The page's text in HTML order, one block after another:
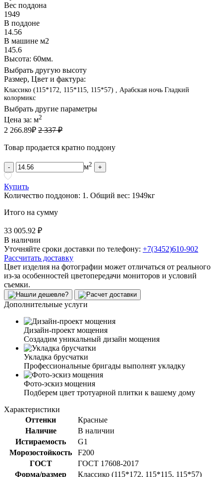
Вес поддона
1949
В поддоне
14.56
В машине м2
145.6
Высота: 60мм.
Выбрать другую высоту
Размер, Цвет и фактура:
Классико (115*172, 115*115, 115*57) , Арабская ночь Гладкий
колормикс
Выбрать другие параметры
Цена за: м2
2 266.89₽ 2 337 ₽
Товар продается кратно поддону
- м2 +
Купить
Количество поддонов: 1 . Общий вес: 1949кг
Итого на сумму
33 005.92 ₽
В наличии
Уточняйте сроки доставки по телефону: +7(3452)610-902
Рассчитать доставку
Цвет изделия на фотографии может отличаться от реального
из-за особенностей цветопередачи мониторов и условий
съемки.
Дополнительные услуги
Дизайн-проект мощения
Создадим уникальный дизайн мощения
Укладка брусчатки
Профессиональные бригады выполнят укладку
Фото-эскиз мощения
Подберем цвет тротуарной плитки к вашему дому
Характеристики
Оттенки
Красные
Наличие
В наличии
Истираемость
G1
Морозостойкость
F200
ГОСТ
ГОСТ 17608-2017
Форма/размер
Классико (115*172, 115*115, 115*57)